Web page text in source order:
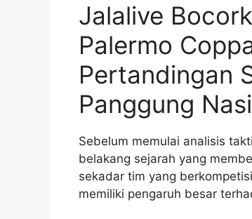
Jalalive
Palermo
Pertandingan
Panggung
Sebelum memulai analisis
belakang sejarah yang
sekadar tim yang
memiliki pengaruh besar